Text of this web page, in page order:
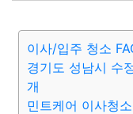
이사/입주 청소
경기도 성남시 수
개
민트케어 이사청